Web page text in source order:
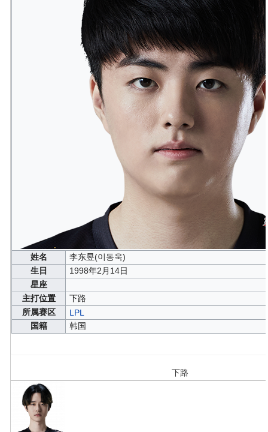
姓名
李东昱(이동욱)
生日
1998年2月14日
星座
主打位置
下路
所属赛区
LPL
国籍
韩国
下路